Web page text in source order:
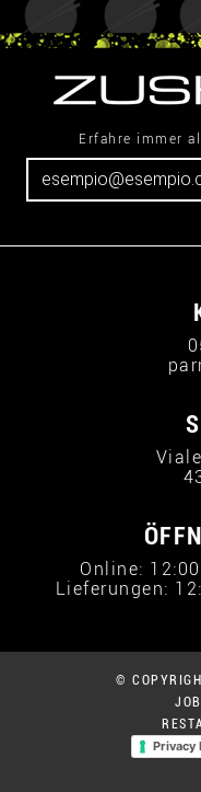
Erfahre immer
Online:
Lieferungen:
©
Privacy